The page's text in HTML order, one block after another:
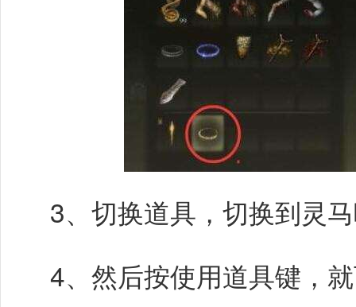
3、切换道具，切换到灵
4、然后按使用道具键，